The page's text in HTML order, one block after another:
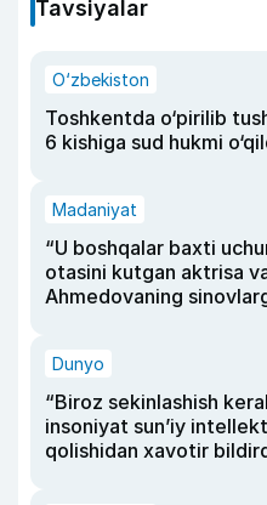
Tavsiyalar
O‘zbekiston
Toshkentda o‘pirilib
6 kishiga sud hukmi
Madaniyat
“U boshqalar baxti
otasini kutgan aktrisa
Ahmedovaning
Dunyo
“Biroz sekinlashish
insoniyat sun’iy
qolishidan xavotir